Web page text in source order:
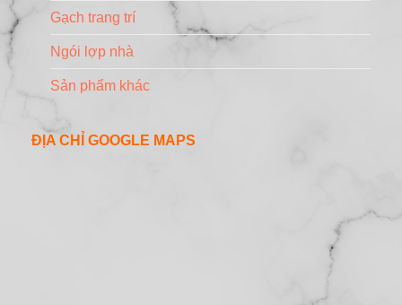
Gạch trang trí
Ngói lợp nhà
Sản phẩm khác
ĐỊA CHỈ GOOGLE MAPS